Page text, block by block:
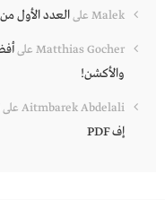
Malek علىالعدد الأول
Matthias Gocher على
والأكشن!
Aitmbarek Abdelali على
إف PDF